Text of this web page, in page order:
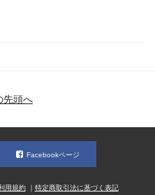
先頭へ
Facebookページ
用規約 特定商取引法に基づく表記